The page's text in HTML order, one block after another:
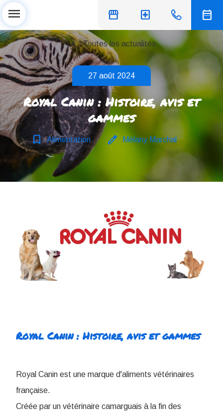
storefront local_hospital date_range
menu
chevron_left Toutes les actualités
27 août 2024
Royal Canin : Histoire, avis et
gammes
bookmark_border Alimentation edit Mélany Marchal
Royal Canin : Histoire, avis et gammes
Royal Canin est une marque d'aliments vétérinaires
française.
Créée par un vétérinaire camarguais à la fin des